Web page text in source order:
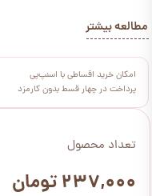
تعداد محصول
۲۳۷,۰۰۰ تومان
مطالعه بیشتر
امکان خرید اقساطی با اسنپ‌پی
پرداخت در چهار قسط بدون کارمزد